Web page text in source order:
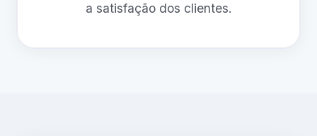
a satisfação dos clientes.